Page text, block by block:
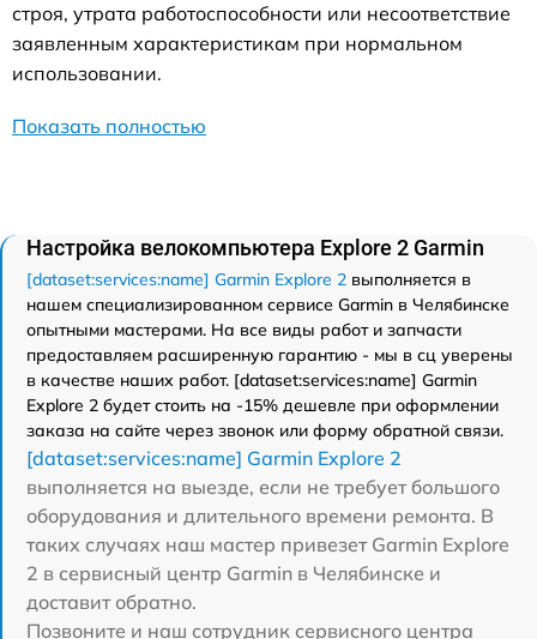
строя, утрата работоспособности или несоответствие
заявленным характеристикам при нормальном
использовании.
Показать полностью
Настройка велокомпьютера Explore 2 Garmin
[dataset:services:name] Garmin Explore 2 выполняется в
нашем специализированном сервисе Garmin в Челябинске
опытными мастерами. На все виды работ и запчасти
предоставляем расширенную гарантию - мы в сц уверены
в качестве наших работ. [dataset:services:name] Garmin
Explore 2 будет стоить на -15% дешевле при оформлении
заказа на сайте через звонок или форму обратной связи.
[dataset:services:name] Garmin Explore 2
выполняется на выезде, если не требует большого
оборудования и длительного времени ремонта. В
таких случаях наш мастер привезет Garmin Explore
2 в сервисный центр Garmin в Челябинске и
доставит обратно.
Позвоните и наш сотрудник сервисного центра